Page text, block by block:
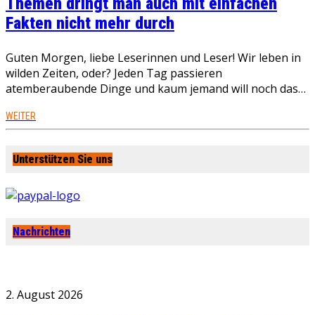
Fakten nicht mehr durch
Guten Morgen, liebe Leserinnen und Leser! Wir leben in
wilden Zeiten, oder? Jeden Tag passieren
atemberaubende Dinge und kaum jemand will noch das…
WEITER
Unterstützen Sie uns
Nachrichten
2. August 2026